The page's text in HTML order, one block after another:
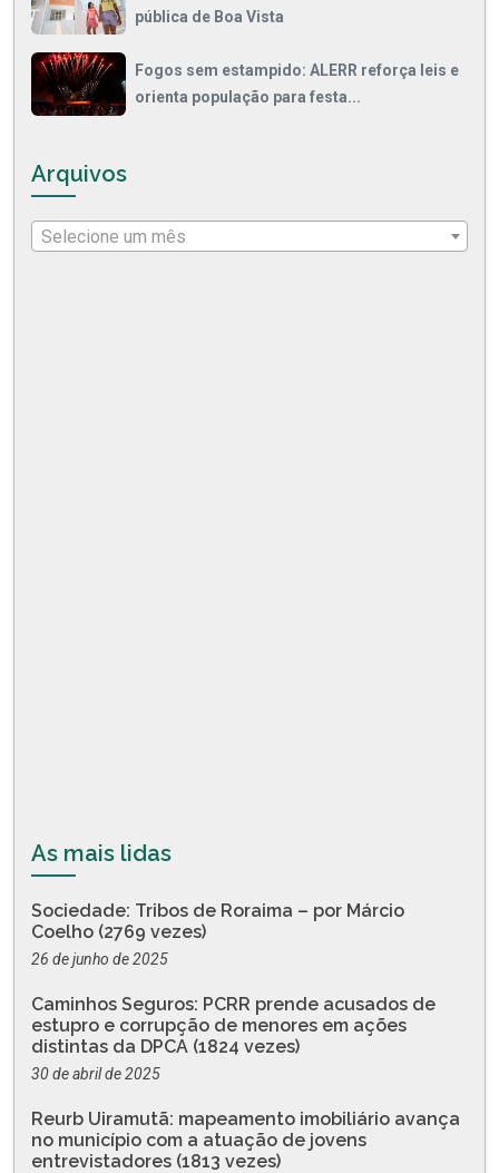
pública de Boa Vista
Fogos sem estampido: ALERR reforça leis e
orienta população para festa...
Arquivos
Selecione um mês
As mais lidas
Sociedade: Tribos de Roraima – por Márcio
Coelho (2769 vezes)
26 de junho de 2025
Caminhos Seguros: PCRR prende acusados de
estupro e corrupção de menores em ações
distintas da DPCA (1824 vezes)
30 de abril de 2025
Reurb Uiramutã: mapeamento imobiliário avança
no município com a atuação de jovens
entrevistadores (1813 vezes)